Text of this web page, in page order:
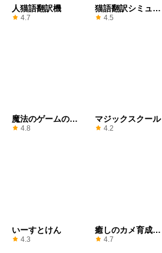
人猫語翻訳機
4.7
猫語翻訳シミュレ
ータ
4.5
魔法のゲームのた
めの魔法の杖
4.8
マジックスクール
4.2
いーすとけん
4.3
癒しのカメ育成ゲ
ーム
4.7